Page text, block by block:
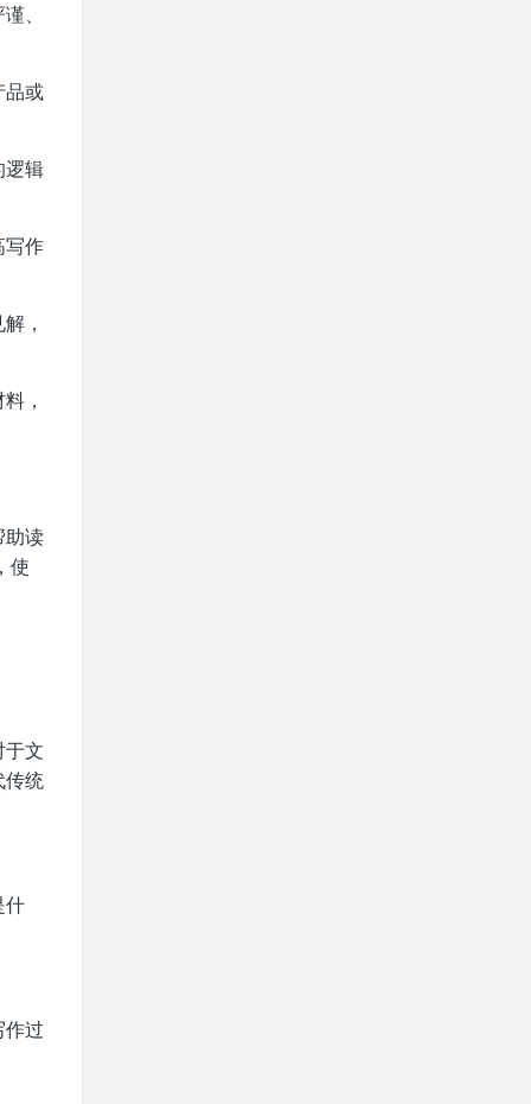
、
品或
逻辑
写作
，
，
助读
使
文
传统
什
过